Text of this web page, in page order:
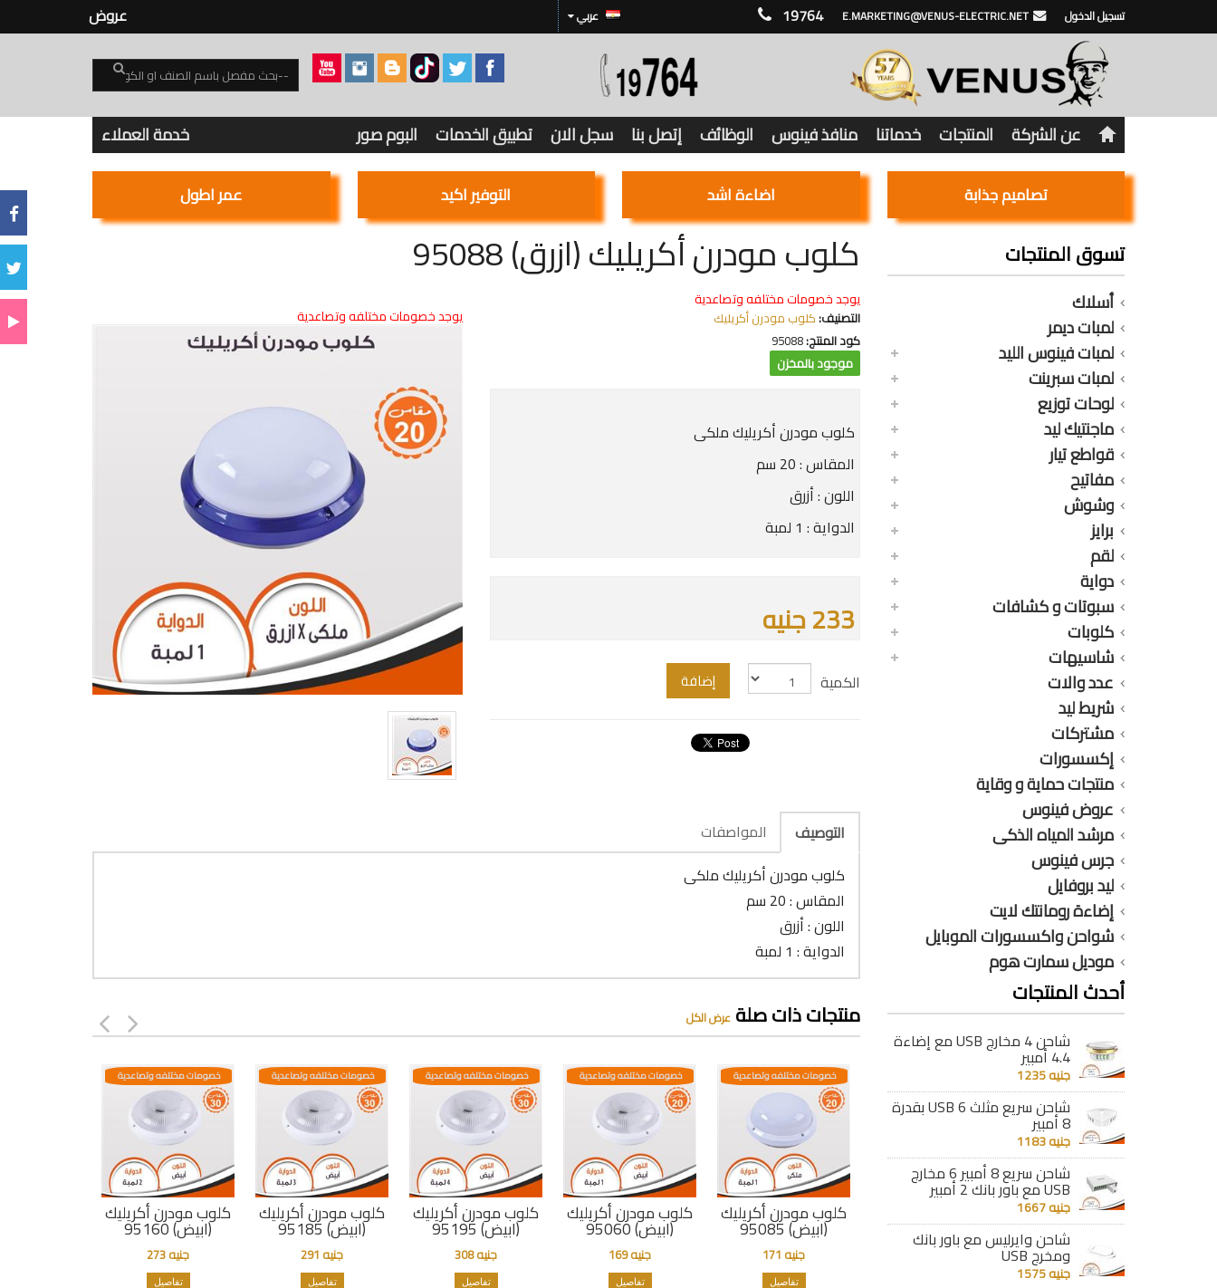
19764 E.MARKETING@VENUS-ELECTRIC.NET تسجيل الدخول عربي عروض
عن الشركة المنتجات خدماتنا منافذ فينوس الوظائف إتصل بنا سجل الان تطبيق الخدمات البوم صور خدمة العملاء
تصاميم جذابة اضاءة اشد التوفير اكيد عمر اطول
تسوق المنتجات
أسلاك
لمبات ديمر
لمبات فينوس الليد
لمبات سبرينت
لوحات توزيع
ماجنتيك ليد
قواطع تيار
مفاتيح
وشوش
برايز
لقم
دواية
سبوتات و كشافات
كلوبات
شاسيهات
عدد والات
شريط ليد
مشتركات
إكسسورات
منتجات حماية و وقاية
عروض فينوس
مرشد المياه الذكى
جرس فينوس
ليد بروفايل
إضاءة رومانتك لايت
شواحن واكسسورات الموبايل
موديل سمارت هوم
أحدث المنتجات
شاحن 4 مخارج USB مع إضاءة
4.4 أمبير
جنيه 1235
شاحن سريع مثلث 6 USB بقدرة
8 أمبير
جنيه 1183
شاحن سريع 8 أمبير 6 مخارج
USB مع باور بانك 2 أمبير
جنيه 1667
شاحن وايرليس مع باور بانك
ومخرج USB
جنيه 1575
كلوب مودرن أكريليك (ازرق) 95088
يوجد خصومات مختلفه وتصاعدية
التصنيف:كلوب مودرن أكريليك
كود المنتج:95088
موجود بالمخزن
كلوب مودرن أكريليك ملكى
المقاس : 20 سم
اللون : أزرق
الدواية : 1 لمبة
233 جنيه
الكمية إضافة
يوجد خصومات مختلفه وتصاعدية
التوصيف
المواصفات
كلوب مودرن أكريليك ملكى
المقاس : 20 سم
اللون : أزرق
الدواية : 1 لمبة
منتجات ذات صلةعرض الكل
كلوب مودرن أكريليك
(ابيض) 95160
خصومات مختلفه وتصاعدية
جنيه 273
تفاصيل
كلوب مودرن أكريليك
(ابيض) 95185
خصومات مختلفه وتصاعدية
جنيه 291
تفاصيل
كلوب مودرن أكريليك
(ابيض) 95195
خصومات مختلفه وتصاعدية
جنيه 308
تفاصيل
كلوب مودرن أكريليك
(ابيض) 95060
خصومات مختلفه وتصاعدية
جنيه 169
تفاصيل
كلوب مودرن أكريليك
(ابيض) 95085
خصومات مختلفه وتصاعدية
جنيه 171
تفاصيل
(ابيض) 95250
جنيه 162
كلوب مودرن أكريليك
(ذهبى) 95171
خصومات مختلفه وتصاعدية
جنيه 351